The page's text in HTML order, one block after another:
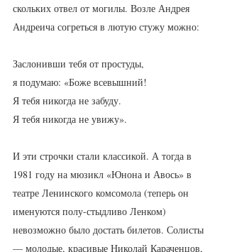
скольких отвел от могилы. Возле Андрея
Андреича согреться в лютую стужу можно:
Заслонивши тебя от простуды,
я подумаю: «Боже всевышний!
Я тебя никогда не забуду.
Я тебя никогда не увижу».
И эти строчки стали классикой. А тогда в
1981 году на мюзикл «Юнона и Авось» в
театре Ленинского комсомола (теперь он
именуются полу-стыдливо Ленком)
невозможно было достать билетов. Солисты
— молодые, красивые Николай Караченцов,